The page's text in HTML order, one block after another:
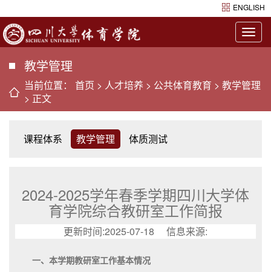
ENGLISH
教学管理
当前位置： 首页 > 人才培养 > 公共体育教育 > 教学管理
> 正文
课程体系 教学管理 体质测试
2024-2025学年春季学期四川大学体
育学院综合教研室工作简报
更新时间:2025-07-18 信息来源:
一、本学期教研室工作基本情况